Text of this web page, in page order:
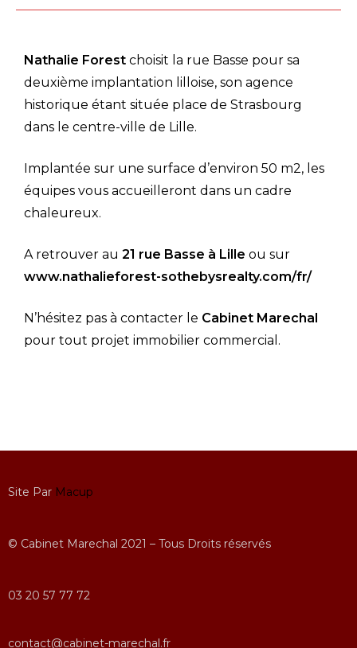
Nathalie Forest choisit la rue Basse pour sa
deuxième implantation lilloise, son agence
historique étant située place de Strasbourg
dans le centre-ville de Lille.
Implantée sur une surface d’environ 50 m2, les
équipes vous accueilleront dans un cadre
chaleureux.
A retrouver au 21 rue Basse à Lille ou sur
www.nathalieforest-sothebysrealty.com/fr/
N’hésitez pas à contacter le Cabinet Marechal
pour tout projet immobilier commercial.
Site Par Macup
© Cabinet Marechal 2021 – Tous Droits réservés
03 20 57 77 72
contact@cabinet-marechal.fr